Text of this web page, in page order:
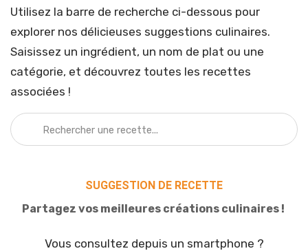
Utilisez la barre de recherche ci-dessous pour
explorer nos délicieuses suggestions culinaires.
Saisissez un ingrédient, un nom de plat ou une
catégorie, et découvrez toutes les recettes
associées !
SUGGESTION DE RECETTE
Partagez vos meilleures créations culinaires !
Vous consultez depuis un smartphone ?